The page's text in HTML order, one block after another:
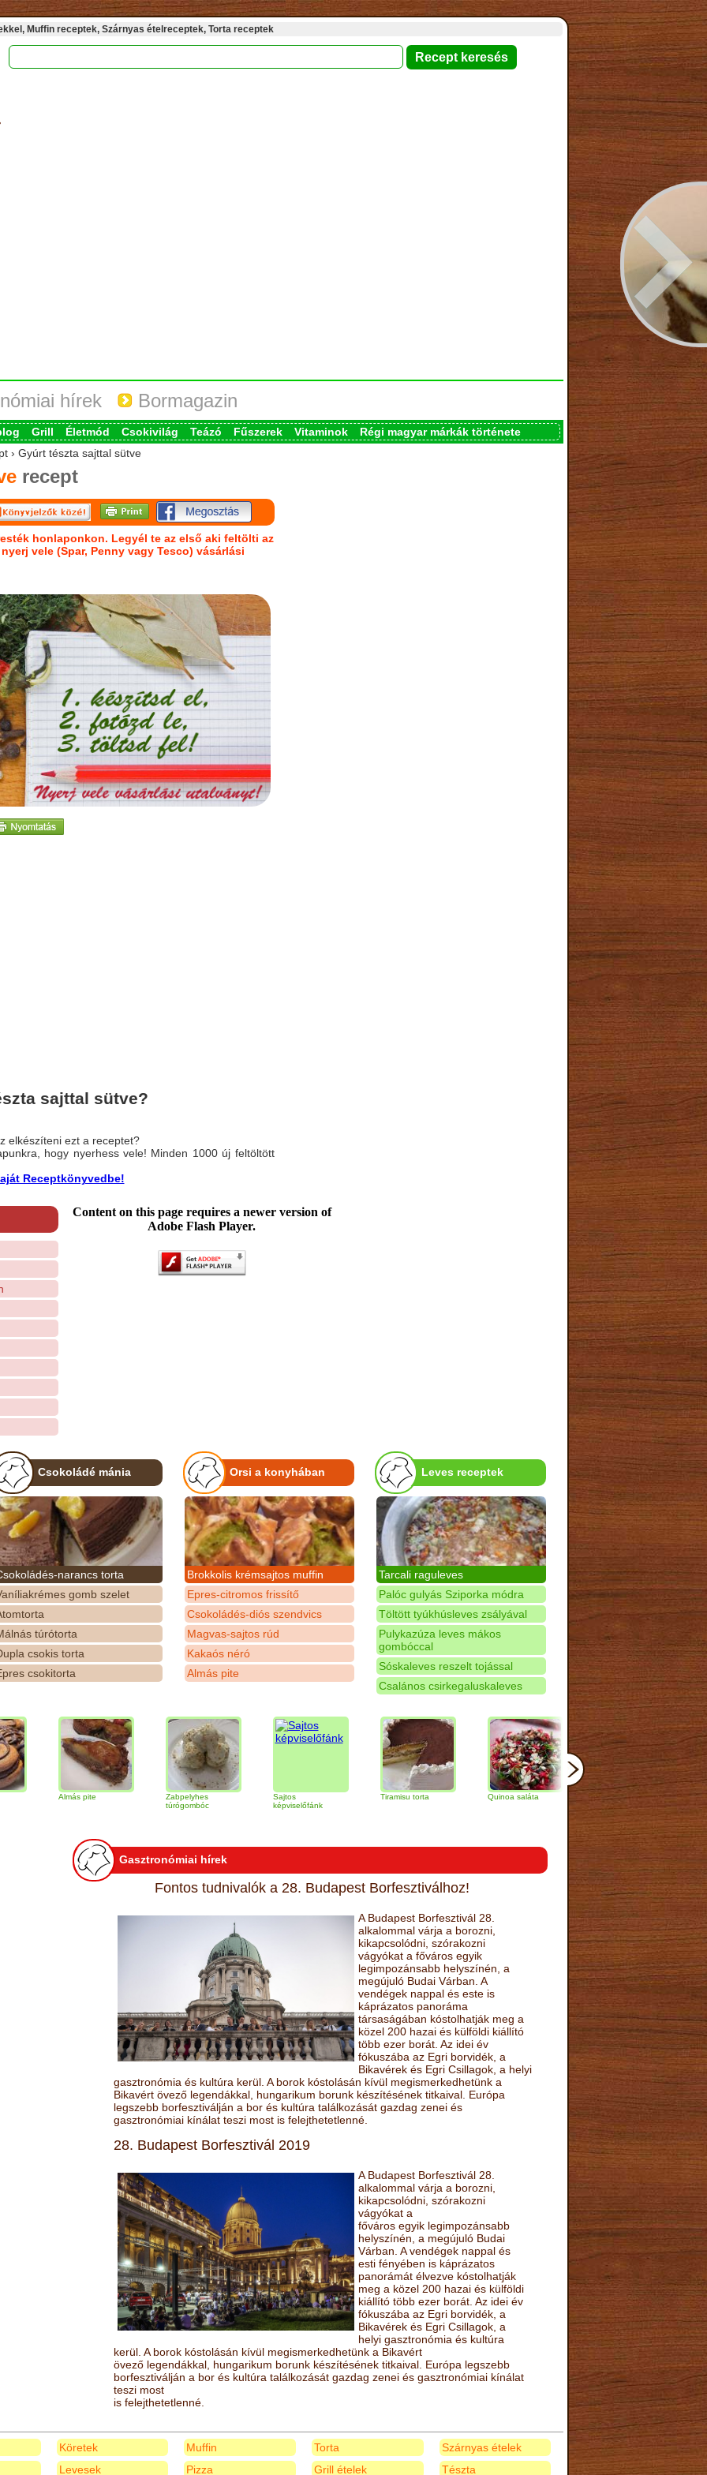
Muffin receptek, Szárnyas ételreceptek, Torta receptek
hírek Bormagazin
Grill Életmód Csokivilág Teázó Fűszerek Vitaminok
Régi magyar márkák története
› Gyúrt tészta sajttal sütve
recept
honlaponkon. Legyél te az első aki feltölti az
vele (Spar, Penny vagy Tesco) vásárlási
sajttal sütve?
elkészíteni ezt a receptet?
hogy nyerhess vele! Minden 1000 új feltöltött
Receptkönyvedbe!
Content on this page requires a newer version of
Adobe Flash Player.
Csokoládé mánia
narancs torta
gomb szelet
túrótorta
csokis torta
csokitorta
Orsi a konyhában
Brokkolis krémsajtos muffin
Epres-citromos frissítő
Csokoládés-diós szendvics
Magvas-sajtos rúd
Kakaós néró
Almás pite
Leves receptek
Tarcali raguleves
Palóc gulyás Sziporka módra
Töltött tyúkhúsleves zsályával
Pulykazúza leves mákos
gombóccal
Sóskaleves reszelt tojással
Csalános csirkegaluskaleves
Zabpelyhes
túrógombóc
képviselőfánk
Tiramisu torta Quinoa saláta Mandulás kifli
narancs
Gasztronómiai hírek
Fontos tudnivalók a 28. Budapest Borfesztiválhoz!
A Budapest Borfesztivál 28.
alkalommal várja a borozni,
kikapcsolódni, szórakozni
vágyókat a főváros egyik
legimpozánsabb helyszínén, a
megújuló Budai Várban. A
vendégek nappal és este is
káprázatos panoráma
társaságában kóstolhatják meg a
közel 200 hazai és külföldi kiállító
több ezer borát. Az idei év
fókuszába az Egri borvidék, a
Bikavérek és Egri Csillagok, a helyi
gasztronómia és kultúra kerül. A borok kóstolásán kívül megismerkedhetünk a
Bikavért övező legendákkal, hungarikum borunk készítésének titkaival. Európa
legszebb borfesztiválján a bor és kultúra találkozását gazdag zenei és
gasztronómiai kínálat teszi most is felejthetetlenné.
28. Budapest Borfesztivál 2019
A Budapest Borfesztivál 28.
alkalommal várja a borozni,
kikapcsolódni, szórakozni
vágyókat a
főváros egyik legimpozánsabb
helyszínén, a megújuló Budai
Várban. A vendégek nappal és
esti fényében is káprázatos
panorámát élvezve kóstolhatják
meg a közel 200 hazai és külföldi
kiállító több ezer borát. Az idei év
fókuszába az Egri borvidék, a
Bikavérek és Egri Csillagok, a
helyi gasztronómia és kultúra
kerül. A borok kóstolásán kívül megismerkedhetünk a Bikavért
övező legendákkal, hungarikum borunk készítésének titkaival. Európa legszebb
borfesztiválján a bor és kultúra találkozását gazdag zenei és gasztronómiai kínálat
teszi most
is felejthetetlenné.
Köretek
Levesek
Muffin
Pizza
Torta
Grill ételek
Szárnyas ételek
Tészta